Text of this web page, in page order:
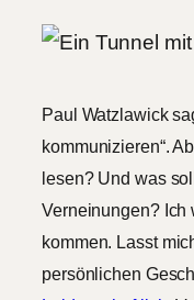
Paul Watzlawick
kommunizieren“.
lesen? Und was
Verneinungen? Ich
kommen. Lasst
persönlichen